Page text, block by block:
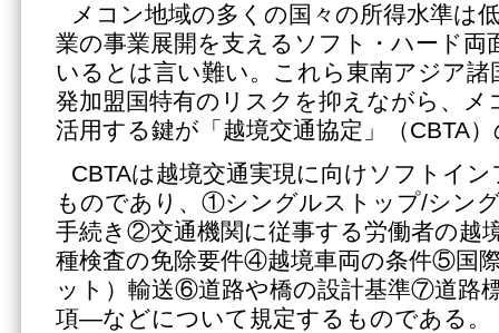
メコン地域の多くの国々の所得水準は
業の事業展開を支えるソフト・ハード両
いるとは言い難い。これら東南アジア諸
発加盟国特有のリスクを抑えながら、メ
活用する鍵が「越境交通協定」（CBTA
CBTAは越境交通実現に向けソフトイ
ものであり、①シングルストップ/シン
手続き②交通機関に従事する労働者の越
種検査の免除要件④越境車両の条件⑤国
ット）輸送⑥道路や橋の設計基準⑦道路
項―などについて規定するものである。